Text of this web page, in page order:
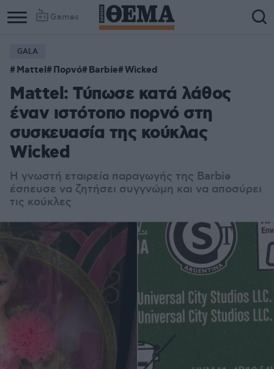
Games
GALA
Mattel Πορνό Barbie Wicked
Mattel: Τύπωσε κατά λάθος
έναν ιστότοπο πορνό στη
συσκευασία της κούκλας
Wicked
Η γνωστή εταιρεία παραγωγής της Barbie
έσπευσε να ζητήσει συγγνώμη και να αποσύρει
τις κούκλες